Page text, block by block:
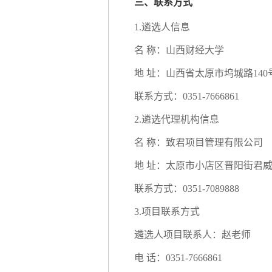
三、联系方式
1.遴选人信息
名 称：山西财经大学
地 址：山西省太原市坞城路140
联系方式： 0351-7666861
2.遴选代理机构信息
名 称：致君项目管理有限公司
地 址：太原市小店区晋阳街君
联系方式： 0351-7089888
3.项目联系方式
遴选人项目联系人：赵老师
电 话： 0351-7666861